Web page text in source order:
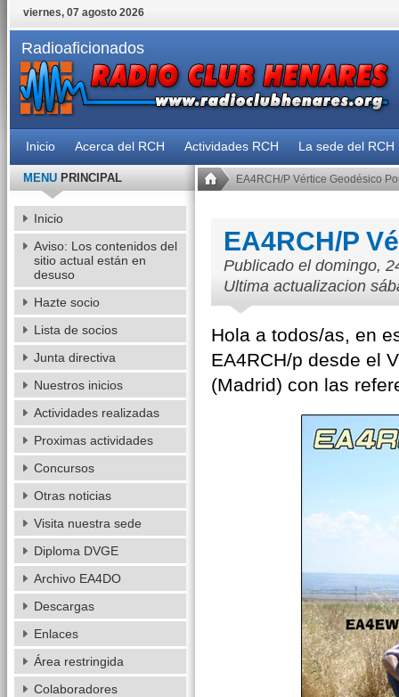
viernes, 07 agosto 2026
Radioaficionados
Inicio Acerca del RCH Actividades RCH La sede del RCH
EA4RCH/P Vértice Geodésico
EA4RCH/P
Publicado el domingo,
Ultima actualizacion
Hola a todos/as, en
EA4RCH/p desde el
(Madrid) con las
MENUPRINCIPAL
Inicio
Aviso: Los contenidos del
sitio actual están en
desuso
Hazte socio
Lista de socios
Junta directiva
Nuestros inicios
Actividades realizadas
Proximas actividades
Concursos
Otras noticias
Visita nuestra sede
Diploma DVGE
Archivo EA4DO
Descargas
Enlaces
Área restringida
Colaboradores